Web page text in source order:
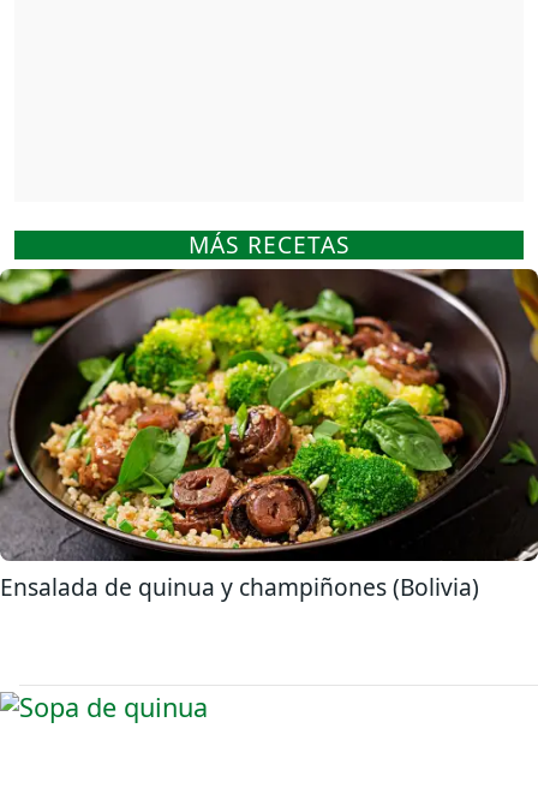
MÁS RECETAS
Ensalada de quinua y champiñones (Bolivia)